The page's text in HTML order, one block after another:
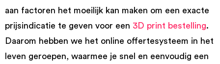
aan factoren het moeilijk kan maken om een exacte
prijsindicatie te geven voor een 3D print bestelling.
Daarom hebben we het online offertesysteem in het
leven geroepen, waarmee je snel en eenvoudig een